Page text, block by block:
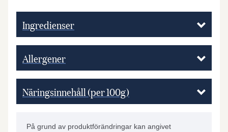
Ingredienser
Allergener
Näringsinnehåll (per 100g)
På grund av produktförändringar kan angivet